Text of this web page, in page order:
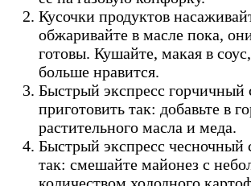
Кусочки продуктов
обжаривайте в масле пока,
готовы. Кушайте, макая в
больше нравится.
Быстрый экспресс горчичный
приготовить так: добавьте в
растительного масла и меда.
Быстрый экспресс чесночный
так: смешайте майонез с